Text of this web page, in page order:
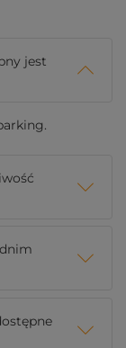
jest